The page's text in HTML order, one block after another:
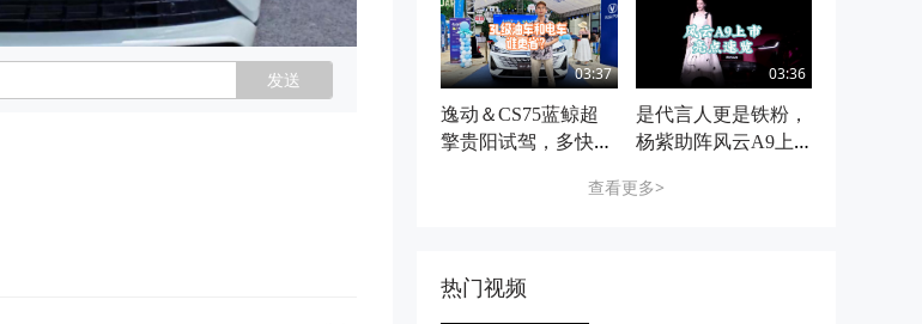
发送
局
03:37
逸动＆CS75蓝鲸超
擎贵阳试驾，多快好
03:36
是代言人更是铁粉，
杨紫助阵风云A9上
查看更多>
热门视频